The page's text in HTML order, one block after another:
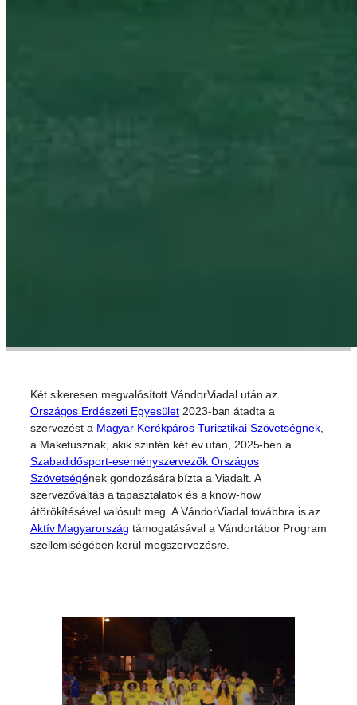
Két sikeresen megvalósított VándorViadal után az
Országos Erdészeti Egyesület 2023-ban átadta a
szervezést a Magyar Kerékpáros Turisztikai Szövetségnek,
a Maketusznak, akik szintén két év után, 2025-ben a
Szabadidősport-eseményszervezők Országos
Szövetségének gondozására bízta a Viadalt. A
szervezőváltás a tapasztalatok és a know-how
átörökítésével valósult meg. A VándorViadal továbbra is az
Aktív Magyarország támogatásával a Vándortábor Program
szellemiségében kerül megszervezésre.